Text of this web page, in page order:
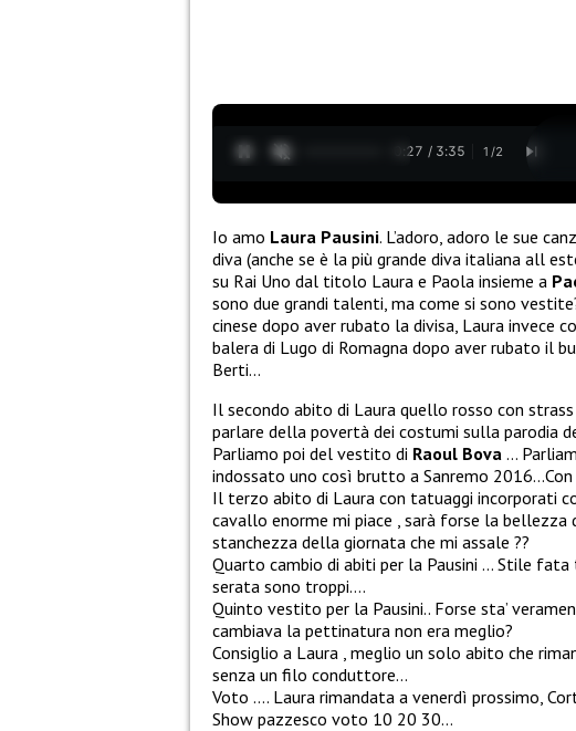
0:28 / 3:35 1 /2
Io amo Laura Pausini. L’adoro, adoro le sue
diva (anche se è la più grande diva italiana all
su Rai Uno dal titolo Laura e Paola insieme a
sono due grandi talenti, ma come si sono
cinese dopo aver rubato la divisa, Laura invece
balera di Lugo di Romagna dopo aver rubato il
Berti…
Il secondo abito di Laura quello rosso con
parlare della povertà dei costumi sulla parodia
Parliamo poi del vestito di Raoul Bova …
indossato uno così brutto a Sanremo 2016…
Il terzo abito di Laura con tatuaggi incorporati
cavallo enorme mi piace , sarà forse la bellezza
stanchezza della giornata che mi assale ??
Quarto cambio di abiti per la Pausini … Stile
serata sono troppi….
Quinto vestito per la Pausini.. Forse sta’
cambiava la pettinatura non era meglio?
Consiglio a Laura , meglio un solo abito che
senza un filo conduttore…
Voto …. Laura rimandata a venerdì prossimo,
Show pazzesco voto 10 20 30…